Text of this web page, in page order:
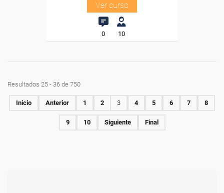
Ver curso
0 10
Resultados 25 - 36 de 750
Inicio Anterior 1 2 3 4 5 6 7 8
9 10 Siguiente Final